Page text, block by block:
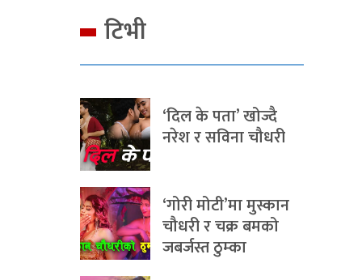
टिभी
‘दिल के पता’ खोज्दै
नरेश र सविना चौधरी
‘गोरी मोटी’मा मुस्कान
चौधरी र चक्र बमको
जबर्जस्त ठुम्का